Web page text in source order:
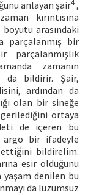
anlayan şair4 ,
kırıntısına
arasındaki
parçalanmış bir
zamanın
da bildirir. Şair,
ardından da
olan bir sineğe
ortaya
de içeren bu
argo bir ifadeyle
bildirelim.
esir olduğunu
yaşam denilen bu
da lüzumsuz